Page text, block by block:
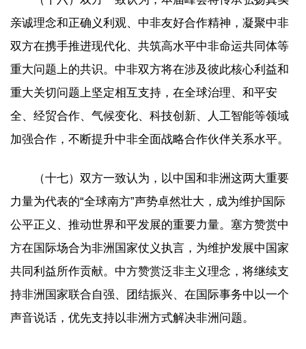
亲诚理念和正确义利观、中非友好合作精神，凝聚中非
双方在携手推进现代化、共筑高水平中非命运共同体等
重大问题上的共识。中非双方将在涉及彼此核心利益和
重大关切问题上坚定相互支持，在全球治理、和平安
全、经贸合作、气候变化、科技创新、人工智能等领域
加强合作，不断提升中非全面战略合作伙伴关系水平。
（十七）双方一致认为，以中国和非洲这两大重要
力量为代表的“全球南方”声势卓然壮大，成为维护国际
公平正义、推动世界和平发展的重要力量。塞方赞赏中
方在国际场合为非洲国家仗义执言，为维护发展中国家
共同利益所作贡献。中方赞赏泛非主义理念，将继续支
持非洲国家联合自强、团结振兴、在国际事务中以一个
声音说话，优先支持以非洲方式解决非洲问题。